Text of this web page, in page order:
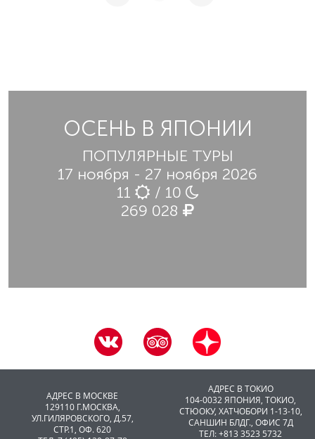
ОСЕНЬ В ЯПОНИИ
ПОПУЛЯРНЫЕ ТУРЫ
17 ноября - 27 ноября 2026
11
/ 10
269 028
АДРЕС В МОСКВЕ
129110 Г.МОСКВА,
УЛ.ГИЛЯРОВСКОГО, Д.57,
СТР.1, ОФ. 620
АДРЕС В ТОКИО
104-0032 ЯПОНИЯ, ТОКИО,
CТЮОКУ, ХАТЧОБОРИ 1-13-10,
САНШИН БЛДГ., ОФИС 7Д
ТЕЛ: +813 3523 5732